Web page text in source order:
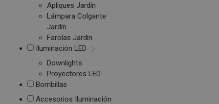
Apliques Jardín
Lámpara Colgante
Jardín
Farolas Jardín
Iluminación LED
Downlights
Proyectores LED
Bombillas
Accesorios Iluminación